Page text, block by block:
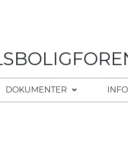
DOKUMENTER